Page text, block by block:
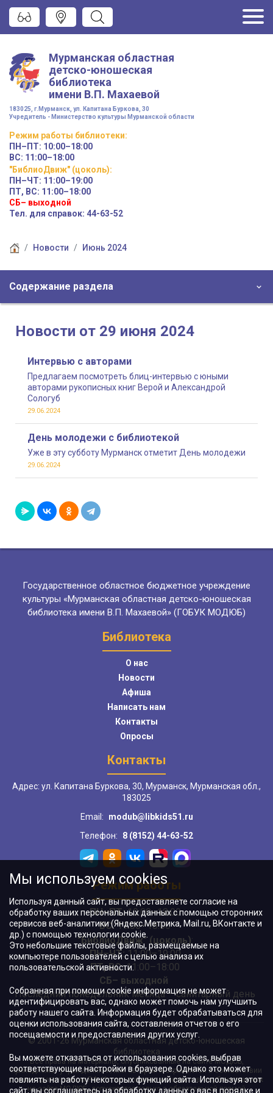
Мурманская областная
детско-юношеская
библиотека
имени В.П. Махаевой
183025, г.Мурманск, ул. Капитана Буркова, 30
Учредитель - Министерство культуры Мурманской области
Режим работы библиотеки:
ПН–ПТ: 10:00–18:00
ВС: 11:00–18:00
"БиблиоДвиж" (цоколь):
ПН–ЧТ: 11:00–19:00
ПТ, ВС: 11:00–18:00
СБ– выходной
Тел. для справок: 44-63-52
Новости Июнь 2024
Содержание раздела
Новости от 29 июня 2024
Интервью с авторами
Предлагаем посмотреть блиц-интервью с юными
авторами рукописных книг Верой и Александрой
Сологуб
29.06.2024
День молодежи с библиотекой
Уже в эту субботу Мурманск отметит День молодежи
29.06.2024
Государственное областное бюджетное учреждение
культуры «Мурманская областная детско-юношеская
библиотека имени В.П. Махаевой» (ГОБУК МОДЮБ)
Библиотека
О нас
Новости
Афиша
Написать нам
Контакты
Опросы
Контакты
Адрес: ул. Капитана Буркова, 30, Мурманск, Мурманская обл.,
183025
Email:
modub@libkids51.ru
Телефон:
8 (8152) 44-63-52
Режим работы
ПН–ПТ:10:00–18:00
ВС:11:00–18:00
"БиблиоДвиж" (цоколь):
ПН–ЧТ:11:00–19:00
ПТ, ВС:11:00–18:00
СБ– выходной
Последний понедельник месяца – санитарный день
© 2001-26 Мурманская областная детско-юношеская
библиотека
Все права на материалы, опубликованные на сайте МОДЮБ,
принадлежат учреждению и/или авторам и охраняются в соответствии
с законодательством РФ. Использование материалов, опубликованных
на сайте МОДЮБ, допускается только с обязательной прямой
Мы используем cookies
Используя данный сайт, вы предоставляете согласие на
обработку ваших персональных данных с помощью сторонних
сервисов веб-аналитики (Яндекс.Метрика, Mail.ru, ВКонтакте и
др.) с помощью технологии cookie.
Это небольшие текстовые файлы, размещаемые на
компьютере пользователей с целью анализа их
пользовательской активности.
Собранная при помощи cookie информация не может
идентифицировать вас, однако может помочь нам улучшить
работу нашего сайта. Информация будет обрабатываться для
оценки использования сайта, составления отчетов о его
посещаемости и предоставления других услуг.
Вы можете отказаться от использования cookies, выбрав
соответствующие настройки в браузере. Однако это может
повлиять на работу некоторых функций сайта. Используя этот
сайт, вы соглашаетесь на обработку данных о вас в порядке и